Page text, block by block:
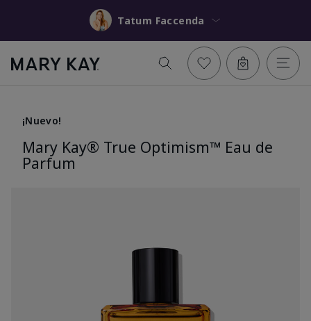
Tatum Faccenda
¡Nuevo!
Mary Kay® True Optimism™ Eau de
Parfum